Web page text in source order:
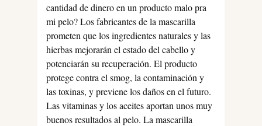
cantidad de dinero en un producto malo pra
mi pelo? Los fabricantes de la mascarilla
prometen que los ingredientes naturales y las
hierbas mejorarán el estado del cabello y
potenciarán su recuperación. El producto
protege contra el smog, la contaminación y
las toxinas, y previene los daños en el futuro.
Las vitaminas y los aceites aportan unos muy
buenos resultados al pelo. La mascarilla